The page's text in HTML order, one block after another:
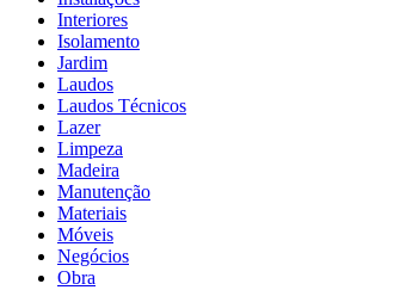
Interiores
Isolamento
Jardim
Laudos
Laudos Técnicos
Lazer
Limpeza
Madeira
Manutenção
Materiais
Móveis
Negócios
Obra